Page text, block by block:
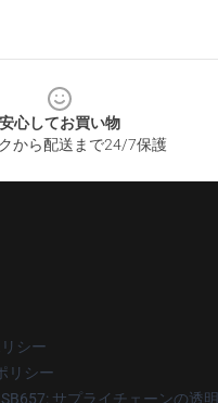
安心してお買い物
から配送まで24/7保護
シー
リシー
サプライチェーンの透明